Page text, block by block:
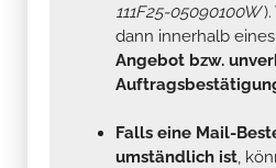
111F25-05090100W
dann innerhalb
Angebot bzw.
Falls eine Mail-
umständlich ist,